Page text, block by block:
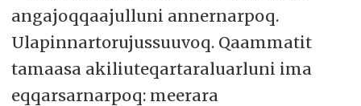
angajoqqaajulluni annernarpoq.
Ulapinnartorujussuuvoq. Qaammatit
tamaasa akiliuteqartaraluarluni ima
eqqarsarnarpoq: meerara